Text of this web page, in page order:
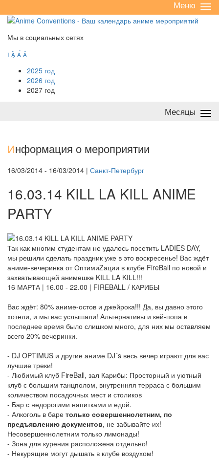
/
Меню
Мы в социальных сетях
   
2025 год
2026 год
2027 год
Месяцы
Информация о мероприятии
16/03/2014 - 16/03/2014 | Санкт-Петербург
16.03.14 KILL LA KILL ANIME
PARTY
Так как многим студентам не удалось посетить LADIES DAY,
мы решили сделать праздник уже в это воскресенье! Вас ждёт
аниме-вечеринка от ОптимиZации в клубе FireBall по новой и
захватывающей анимешке KILL LA KILL!!!
16 МАРТА | 16.00 - 22.00 | FIREBALL / КАРИБЫ
Вас ждёт: 80% аниме-остов и джейрока!!! Да, вы давно этого
хотели, и мы вас услышали! Альтернативы и кей-попа в
последнее время было слишком много, для них мы оставляем
всего 20% вечеринки.
- DJ OPTIMUS и другие аниме DJ´s весь вечер играют для вас
лучшие треки!
- Любимый клуб FireBall, зал Карибы: Просторный и уютный
клуб с большим танцполом, внутренняя терраса с большим
количеством посадочных мест и столиков
- Бар с недорогими напитками и едой.
- Алкоголь в баре только совершеннолетним, по
предъявлению документов, не забывайте их!
Несовершеннолетним только лимонады!
- Зона для курения расположена отдельно!
- Некурящие могут дышать в клубе воздухом!